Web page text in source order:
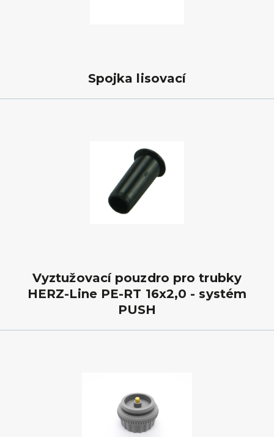
Spojka lisovací
Vyztužovací pouzdro pro trubky
HERZ-Line PE-RT 16x2,0 - systém
PUSH